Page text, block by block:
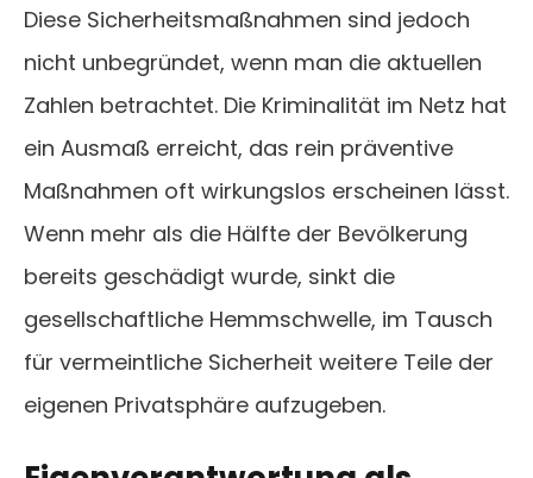
Diese Sicherheitsmaßnahmen sind jedoch
nicht unbegründet, wenn man die aktuellen
Zahlen betrachtet. Die Kriminalität im Netz hat
ein Ausmaß erreicht, das rein präventive
Maßnahmen oft wirkungslos erscheinen lässt.
Wenn mehr als die Hälfte der Bevölkerung
bereits geschädigt wurde, sinkt die
gesellschaftliche Hemmschwelle, im Tausch
für vermeintliche Sicherheit weitere Teile der
eigenen Privatsphäre aufzugeben.